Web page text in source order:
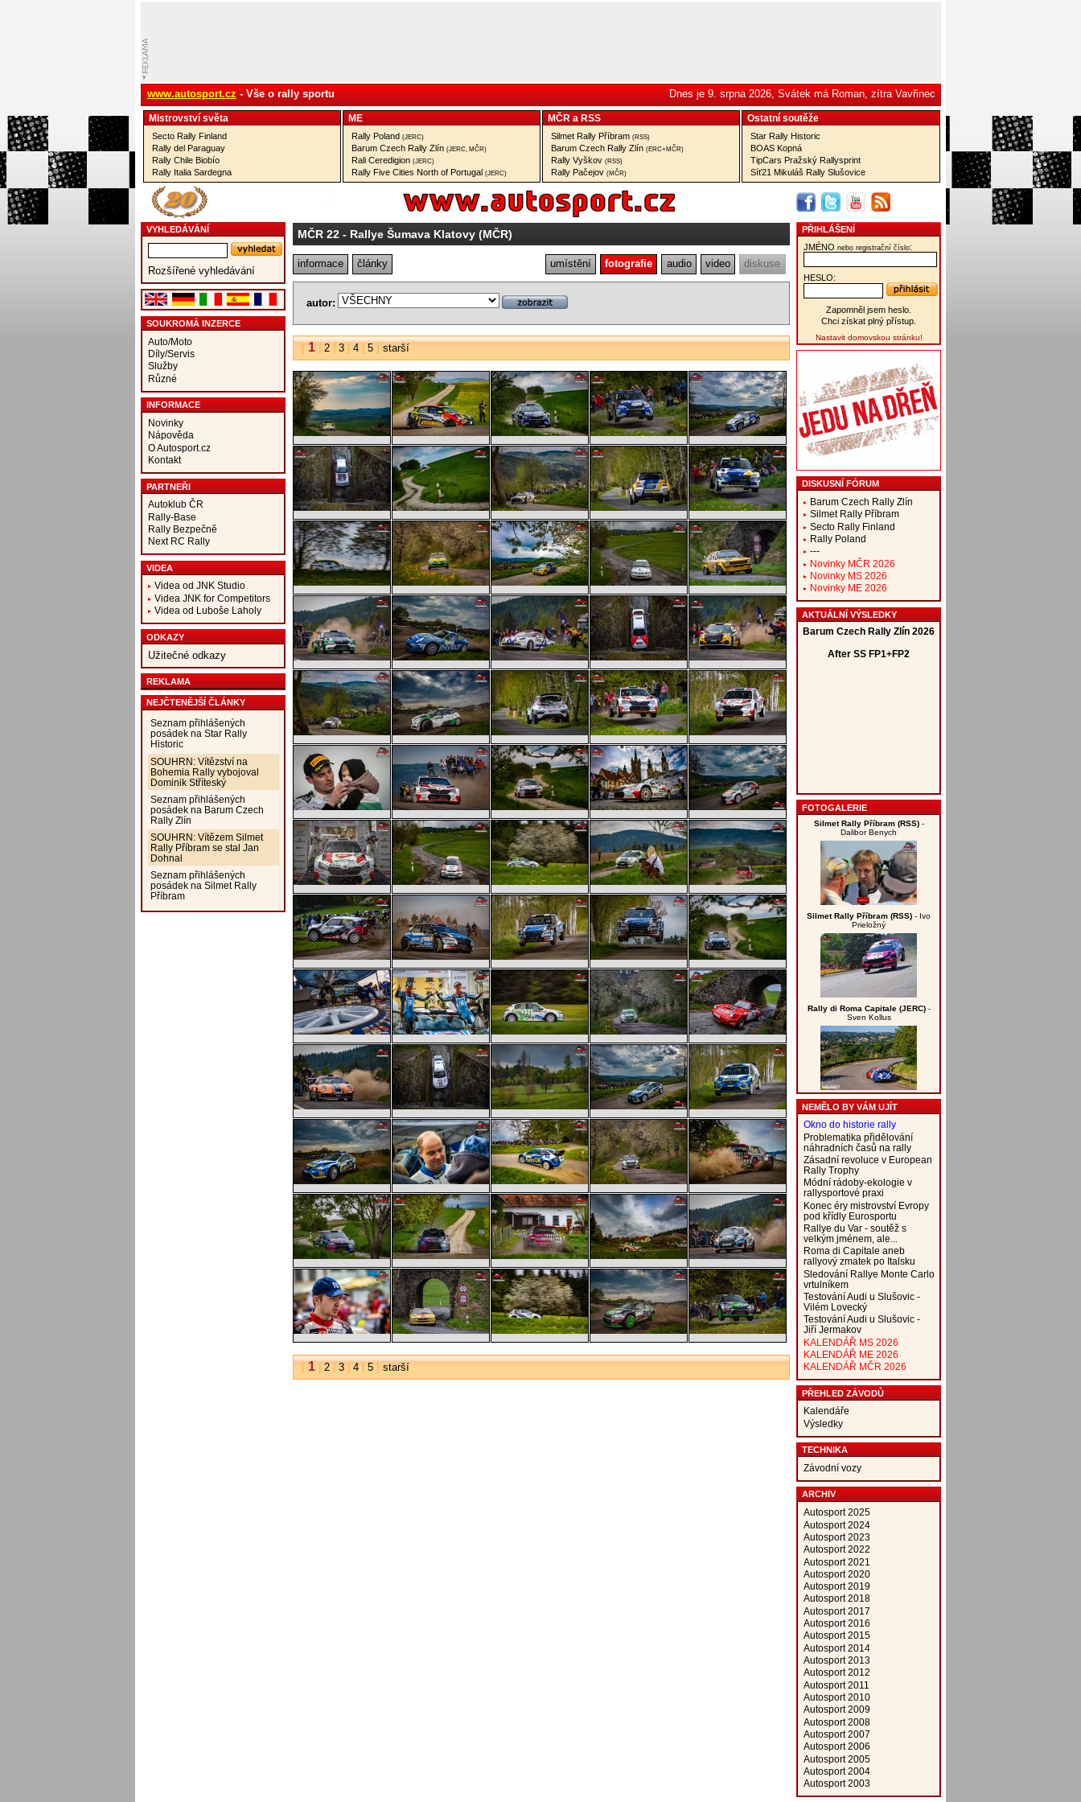
www.autosport.cz - Vše o rally sportu Dnes je 9. srpna 2026, Svátek má Roman, zítra Vavřinec
Mistrovství­ světa
Secto Rally Finland
Rally del Paraguay
Rally Chile Biobío
Rally Italia Sardegna
ME
Rally Poland (JERC)
Barum Czech Rally Zlín (JERC, MČR)
Rali Ceredigion (JERC)
Rally Five Cities North of Portugal (JERC)
MČR a RSS
Silmet Rally Příbram (RSS)
Barum Czech Rally Zlín (ERC+MČR)
Rally Vyškov (RSS)
Rally Pačejov (MČR)
Ostatní­ soutěže
Star Rally Historic
BOAS Kopná
TipCars Pražský Rallysprint
Síť21 Mikuláš Rally Slušovice
VYHLEDÁVÁNÍ
Rozšířené vyhledávání
SOUKROMÁ INZERCE
Auto/Moto
Díly/Servis
Služby
Různé
INFORMACE
Novinky
Nápověda
O Autosport.cz
Kontakt
PARTNEŘI
Autoklub ČR
Rally-Base
Rally Bezpečně
Next RC Rally
VIDEA
Videa od JNK Studio
Videa JNK for Competitors
Videa od Luboše Laholy
ODKAZY
Užitečné odkazy
REKLAMA
NEJČTENĚJŠÍ ČLÁNKY
Seznam přihlášených
posádek na Star Rally
Historic
SOUHRN: Vítězství na
Bohemia Rally vybojoval
Dominik Stříteský
Seznam přihlášených
posádek na Barum Czech
Rally Zlín
SOUHRN: Vítězem Silmet
Rally Příbram se stal Jan
Dohnal
Seznam přihlášených
posádek na Silmet Rally
Příbram
MČR 22- Rallye Šumava Klatovy (MČR)
informace články umístění fotografie audio video diskuse
autor:
[ 1| 2| 3| 4| 5] starší
[ 1| 2| 3| 4| 5] starší
PŘIHLÁŠENÍ
JMÉNO nebo registrační číslo:
HESLO:
Zapomněl jsem heslo.
Chci získat plný přístup.
Nastavit domovskou stránku!
DISKUSNÍ FÓRUM
Barum Czech Rally Zlín
Silmet Rally Příbram
Secto Rally Finland
Rally Poland
---
Novinky MČR 2026
Novinky MS 2026
Novinky ME 2026
AKTUÁLNÍ VÝSLEDKY
FOTOGALERIE
Silmet Rally Příbram (RSS)-
Dalibor Benych
Silmet Rally Příbram (RSS) - Ivo
Prieložný
Rally di Roma Capitale (JERC)-
Sven Kollus
NEMĚLO BY VÁM UJÍT
Okno do historie rally
Problematika přidělování
náhradních časů na rally
Zásadní revoluce v European
Rally Trophy
Módní rádoby-ekologie v
rallysportové praxi
Konec éry mistrovství Evropy
pod křídly Eurosportu
Rallye du Var - soutěž s
velkým jménem, ale...
Roma di Capitale aneb
rallyový zmatek po Italsku
Sledování Rallye Monte Carlo
vrtulníkem
Testování Audi u Slušovic -
Vilém Lovecký
Testování Audi u Slušovic -
Jiří Jermakov
KALENDÁŘ MS 2026
KALENDÁŘ ME 2026
KALENDÁŘ MČR 2026
PŘEHLED ZÁVODŮ
Kalendáře
Výsledky
TECHNIKA
Závodní vozy
ARCHIV
Autosport 2025
Autosport 2024
Autosport 2023
Autosport 2022
Autosport 2021
Autosport 2020
Autosport 2019
Autosport 2018
Autosport 2017
Autosport 2016
Autosport 2015
Autosport 2014
Autosport 2013
Autosport 2012
Autosport 2011
Autosport 2010
Autosport 2009
Autosport 2008
Autosport 2007
Autosport 2006
Autosport 2005
Autosport 2004
Autosport 2003